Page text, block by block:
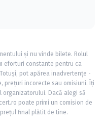
și nu vinde bilete. Rolul
eforturi constante pentru ca
pot apărea inadvertențe -
prețuri incorecte sau omisiuni. Îți
organizatorului. Dacă alegi să
poate primi un comision de
final plătit de tine.